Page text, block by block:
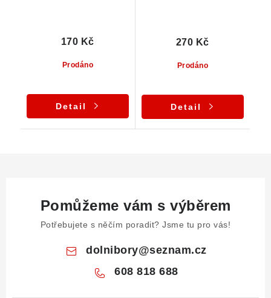
Prodáno
170 Kč
Detail
Prodáno
270 Kč
Detail
Pomůžeme vám s výběrem
Potřebujete s něčím poradit? Jsme tu pro vás!
dolnibory@seznam.cz
608 818 688